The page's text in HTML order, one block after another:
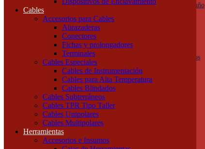
Cables
Accesorios para Cables
Abrazaderas
Conectores
Fichas y prolongadores
Terminales
Cables Especiales
Cables de Instrumentación
Cables para Alta Temperatura
Cables Blindados
Cables Subterráneos
Cables TPR Tipo Taller
Cables Unipolares
Cables Multipolares
Herramientas
Accesorios e Insumos
Botoneras, pulsadores y golpes de puño
Ojos de Buey
Selectoras
Dispositivos de Protección
Fusibles y descargadores atmosféricos
Termomagnéticas y diferenciales
Contactores
Guardamotores
Relés térmicos
Interruptores y seccionadores
Accesorios y Componentes
Borneras y Accesorios
Rieles y Soportes
Cables